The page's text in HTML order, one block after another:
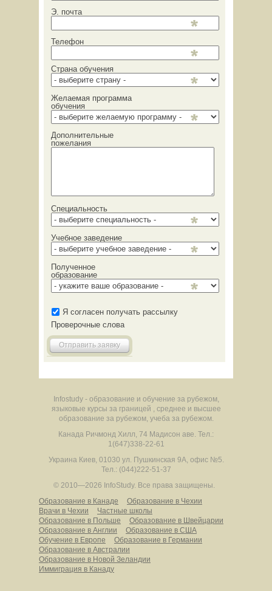
Э. почта
Телефон
Страна обучения
Желаемая программа
обучения
Дополнительные
пожелания
Специальность
Учебное заведение
Полученное
образование
Я согласен получать рассылку
Проверочные слова
Отправить заявку
Infostudy - образование и обучение за рубежом,
языковые курсы за границей , среднее и высшее
образование за рубежом, учеба за рубежом.
Канада Ричмонд Хилл, 74 Мадисон аве. Тел.:
1(647)338-22-61
Украина Киев, 01030 ул. Пушкинская 9А, офис №5.
Тел.: (044)222-51-37
© 2010—2026 InfoStudy. Все права защищены.
Образование в Канаде
Образование в Чехии
Врачи в Чехии
Частные школы
Образование в Польше
Образование в Швейцарии
Образование в Англии
Образование в США
Обучение в Европе
Образование в Германии
Образование в Австралии
Образование в Новой Зеландии
Иммиграция в Канаду